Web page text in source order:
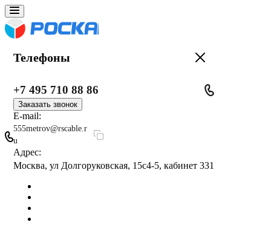
Телефоны
+7 495 710 88 86
Заказать звонок
E-mail:
555metrov@rscable.r
u
Адрес:
Москва, ул Долгоруковская, 15с4-5, кабинет 331